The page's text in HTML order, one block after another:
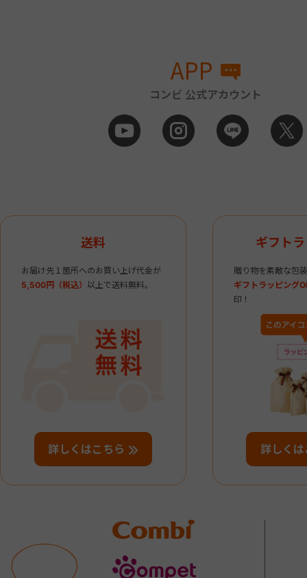
APP
コンビ 公式アカウント
送料
お届け先１箇所へのお買い上げ代金が
5,500円（税込） 以上で送料無料。
詳しくはこちら
ギフト
贈り物を素敵な包
ギフトラッピング
印！
詳しくは
Combi